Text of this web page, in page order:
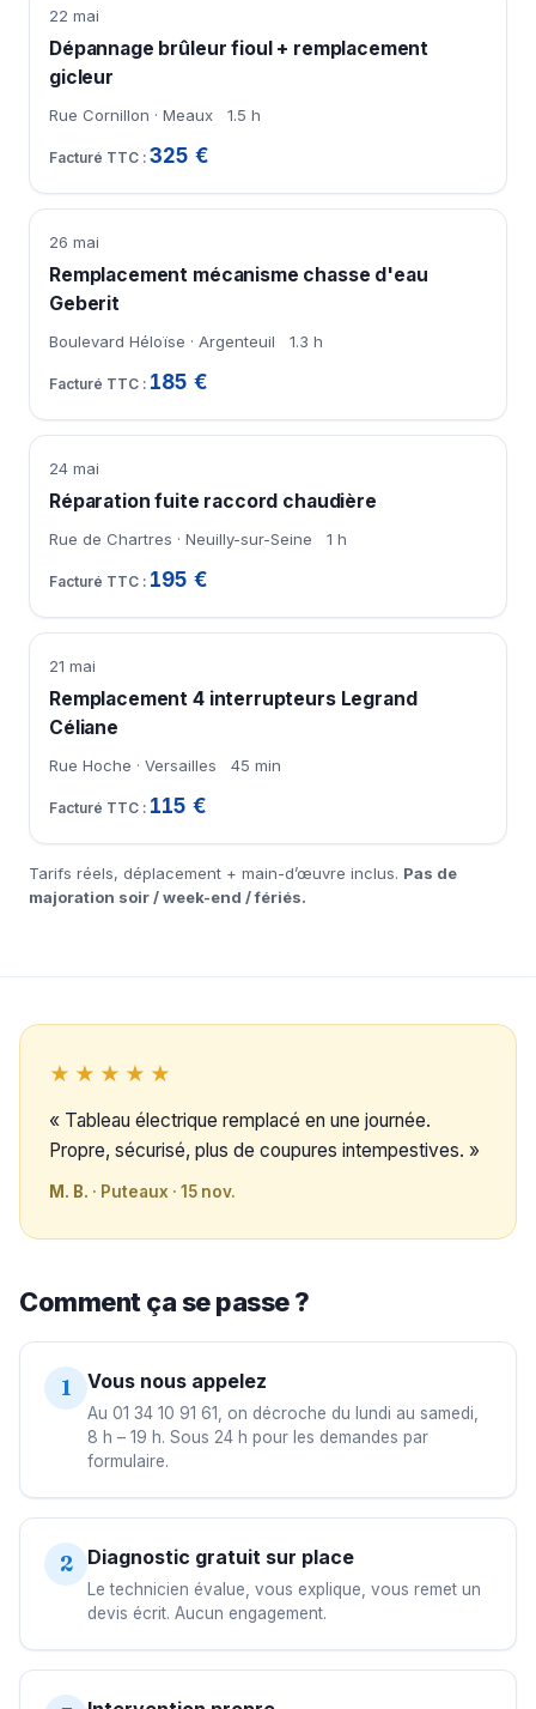
22 mai
Dépannage brûleur fioul + remplacement
gicleur
Rue Cornillon · Meaux 1.5 h
325 €
26 mai
Remplacement mécanisme chasse d'eau
Geberit
Boulevard Héloïse · Argenteuil 1.3 h
185 €
24 mai
Réparation fuite raccord chaudière
Rue de Chartres · Neuilly-sur-Seine 1 h
195 €
21 mai
Remplacement 4 interrupteurs Legrand
Céliane
Rue Hoche · Versailles 45 min
115 €
Tarifs réels, déplacement + main-d’œuvre inclus. Pas de
majoration soir / week-end / fériés.
★★★★★
« Tableau électrique remplacé en une journée.
Propre, sécurisé, plus de coupures intempestives. »
M. B. · Puteaux · 15 nov.
Comment ça se passe ?
1 Vous nous appelez
Au 01 34 10 91 61, on décroche du lundi au samedi,
8 h – 19 h. Sous 24 h pour les demandes par
formulaire.
2 Diagnostic gratuit sur place
Le technicien évalue, vous explique, vous remet un
devis écrit. Aucun engagement.